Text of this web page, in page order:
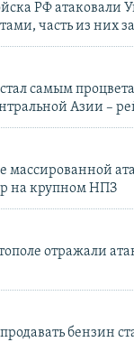
РФ атаковали
часть из них
стал самым
Азии –
массированной
на крупном НПЗ
отражали
бензин